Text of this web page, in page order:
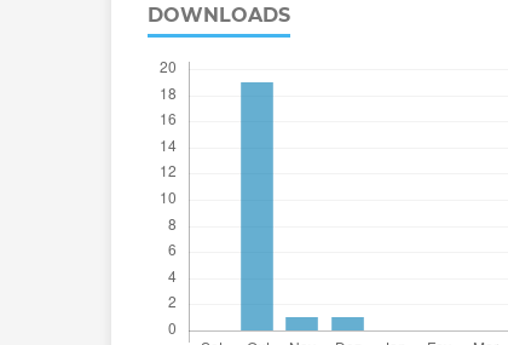
DOWNLOADS